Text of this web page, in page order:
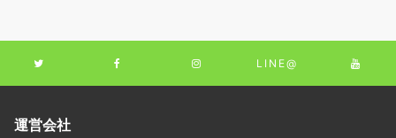
LINE@
運営会社